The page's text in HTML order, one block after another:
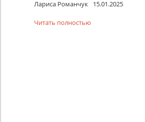
Лариса Романчук
15.01.2025
Читать полностью